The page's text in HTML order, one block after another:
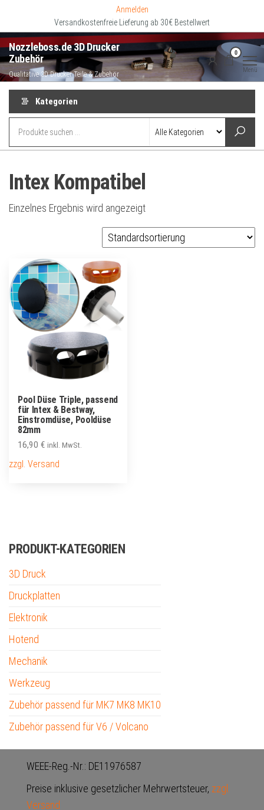
springen
Anmelden
Versandkostenfreie Lieferung ab 30€ Bestellwert
Nozzleboss.de 3D Drucker
Zubehör
Qualitative 3D Drucker Teile & Zubehör
0
Menü
Kategorien
Intex Kompatibel
Einzelnes Ergebnis wird angezeigt
Pool Düse Triple, passend
für Intex & Bestway,
Einstromdüse, Pooldüse
82mm
16,90 € inkl. MwSt.
zzgl. Versand
PRODUKT-KATEGORIEN
3D Druck
Druckplatten
Elektronik
Hotend
Mechanik
Werkzeug
Zubehör passend für MK7 MK8 MK10
Zubehör passend für V6 / Volcano
WEEE-Reg.-Nr.: DE11976587
Preise inklusive gesetzlicher Mehrwertsteuer, zzgl.
Versand